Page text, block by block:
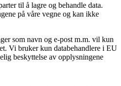
til å lagre og behandle data.
på våre vegne og kan ikke
som navn og e-post m.m. vil kun
Vi bruker kun databehandlere i EU
beskyttelse av opplysningene